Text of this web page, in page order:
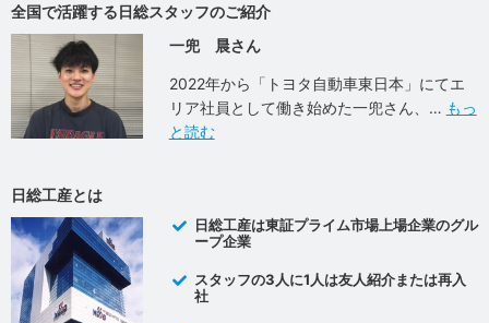
全国で活躍する日総スタッフのご紹介
一兜 晨さん
2022年から「トヨタ自動車東日本」にてエ
リア社員として働き始めた一兜さん、
もっ
と読む
日総工産とは
日総工産は東証プライム市場上場企業のグル
ープ企業
スタッフの3人に1人は友人紹介または再入
社